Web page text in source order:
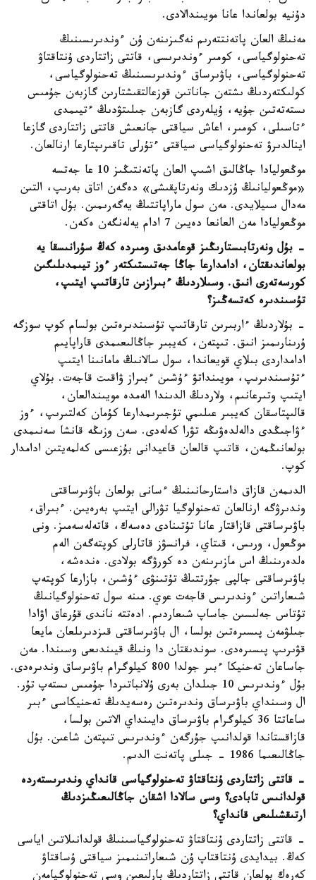
دۇنيە بولعاندا عانا مويىندالادى.
مەنىڭ العان پاتەنتتەرىم نەگىزىنەن ۇن ءوندىرىسىنىڭ
تەحنولوگياسى، كومىر ءوندىرىسى، قاتتى زاتتاردى ۇنتاقتاۋ
تەحنولوگياسى، باۋىرساق ءوندىرىسىنىڭ تەحنولوگياسى،
كولىكتەردىڭ ىشتەن جاناتىن قوزعالتقىشتارىن گازبەن جۇمىس
ىستەتەتىن جۇيە، ۇيلەردى گازبەن جىلىتۋدىڭ ءتيىمدى
ءتاسىلى، كومىر، اعاش سياقتى جانعىش قاتتى زاتتاردى گازعا
اينالدىرۋ تەحنولوگياسى سياقتى ءتۇرلى تاقىرىپتارعا ارنالعان.
موڭعوليادا جاڭالىق اشىپ العان پاتەنتىڭىز 10 عا جەتسە
«موڭعوليانىڭ ۇزدىك ونەرتاپقىشى» دەگەن اتاق بەرىپ، التىن
مەدال سىيلايدى. مەن سول ماراپاتتىڭ يەگەرىمىن. بۇل اتاقتى
موڭعوليادا مەن العانعا دەيىن 7 ادام يەلەنگەن ەكەن.
- بۇل ونەرتابىستارىڭىز قوعامدىق ومىردە كەڭ سۇرانىسقا يە
بولعاندىقتان، ادامدارعا جاڭا جەتىستىكتەر ءوز تيىمدىلىگىن
كورسەتەرى انىق. وسىلاردىڭ ءبىرازىن تارقاتىپ ايتىپ،
تۇسىندىرە كەتسەڭىز؟
- بۇلاردىڭ ءاربىرىن تارقاتىپ تۇسىندىرەتىن بولسام كوپ سوزگە
ۇرىنارىمىز انىق. تىپتەن، كەيبىر جاڭالىعىمدى قاراپايىم
ادامداردى بىلاي قويعاندا، سول سالانىڭ مامانىنا ايتىپ
ءتۇسىندىرىپ، مويىنداتۋ ءۇشىن ءبىراز ۋاقىت قاجەت. بۇلاي
ايتىپ وتىرعانىم، ولاردىڭ الدىندا الەمدە مويىندالعان،
قالىپتاسقان كەيبىر عىلىمي تۇجىرىمدارعا كۇمان كەلتىرىپ، ءوز
ءۋاجىڭدى دالەلدەۋىڭە تۋرا كەلەدى. سەن وزىڭە قانشا سەنىمدى
بولعانىڭمەن، قاتىپ قالعان قاعيدانى بۇزعىسى كەلمەيتىن ادامدار
كوپ.
الدىمەن قازاق داستارحانىنىڭ ءسانى بولعان باۋىرساقتى
وندىرۋگە ارنالعان تەحنولوگيا تۋرالى ايتىپ بەرەيىن. ءبىراق،
باۋىرساقتى قازاقتار عانا تۇتىنادى دەسەك، قاتەلەسەمىز. ونى
موڭعول، ورىس، قىتاي، فرانسۋز قاتارلى كوپتەگەن الەم
ەلدەرىنىڭ اس مازىرىنەن دە كورۋگە بولادى. ەندەشە،
باۋىرساقتى جالپى جۇرتتىڭ تۇتىنۋى ءۇشىن، بازارعا كوپتەپ
شىعاراتىن ءوندىرىس قاجەت عوي. مىنە سول تەحنولوگيانىڭ
تۇتاس جەلىسىن جاساپ شىعاردىم. ادەتتە ناندى قۇرعاق اۋادا
جىلۋمەن پىسىرەتىن بولسا، ال باۋىرساقتى قىزدىرىلعان مايعا
قۋىرىپ پىسىرەدى. سوندىقتان دا ونىڭ قيىندىعى وسىندا. مەن
جاساعان تەحنيكا ءبىر جولدا 800 كيلوگرام باۋىرساق وندىرەدى.
بۇل ءوندىرىس 10 جىلدان بەرى ۇلانباتىردا جۇمىس ىستەپ تۇر.
ال وسىنداي باۋىرساق وندىرەتىن رەسەيدىڭ تەحنيكاسى ءبىر
ساعاتتا 36 كيلوگرام باۋىرساق دايىنداي الاتىن بولسا،
قازاقستاندا قولدانىپ جۇرگەن ءوندىرىس تىپتەن شاعىن. بۇل
جاڭالىعىما 1986 - جىلى پاتەنت الدىم.
- قاتتى زاتتاردى ۇنتاقتاۋ تەحنولوگياسى قانداي وندىرىستەردە
قولدانىس تابادى؟ وسى سالادا اشقان جاڭالىعىڭىزدىڭ
ارتىقشىلىعى قانداي؟
- قاتتى زاتتاردى ۇنتاقتاۋ تەحنولوگياسىنىڭ قولدانىلاتىن اياسى
كەڭ. بيدايدى ۇنتاقتاپ ۇن شىعاراتىنىمىز سياقتى ۇساقتاۋ
كەرەك بولعان قاتتى زاتتاردىڭ بارلىعىن وسى تەحنولوگيامەن